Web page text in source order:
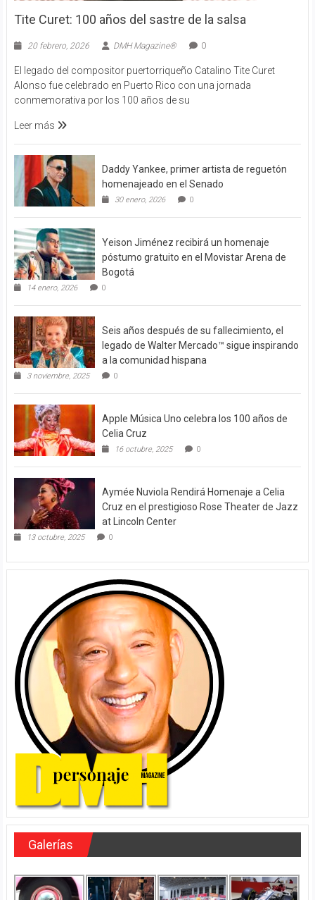
Tite Curet: 100 años del sastre de la salsa
20 febrero, 2026 DMH Magazine® 0
El legado del compositor puertorriqueño Catalino Tite Curet
Alonso fue celebrado en Puerto Rico con una jornada
conmemorativa por los 100 años de su
Leer más
Daddy Yankee, primer artista de reguetón
homenajeado en el Senado
30 enero, 2026 0
Yeison Jiménez recibirá un homenaje
póstumo gratuito en el Movistar Arena de
Bogotá
14 enero, 2026 0
Seis años después de su fallecimiento, el
legado de Walter Mercado™ sigue inspirando
a la comunidad hispana
3 noviembre, 2025 0
Apple Música Uno celebra los 100 años de
Celia Cruz
16 octubre, 2025 0
Aymée Nuviola Rendirá Homenaje a Celia
Cruz en el prestigioso Rose Theater de Jazz
at Lincoln Center
13 octubre, 2025 0
Galerías